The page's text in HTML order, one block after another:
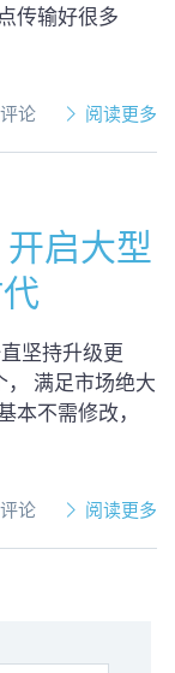
传输好很多
论 阅读更多
开启大型
坚持升级更
， 满足市场绝大
本不需修改，
论 阅读更多